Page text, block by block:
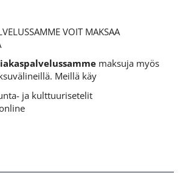
VOIT MAKSAA
maksuja myös
Meillä käy
ja kulttuurisetelit